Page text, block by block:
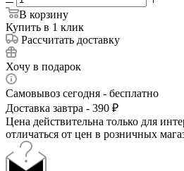
В корзину
Купить в 1 клик
Рассчитать доставку
Хочу в подарок
Самовывоз сегодня - бесплатно
Доставка завтра - 390 ₽
Цена действительна только для
отличаться от цен в розничных